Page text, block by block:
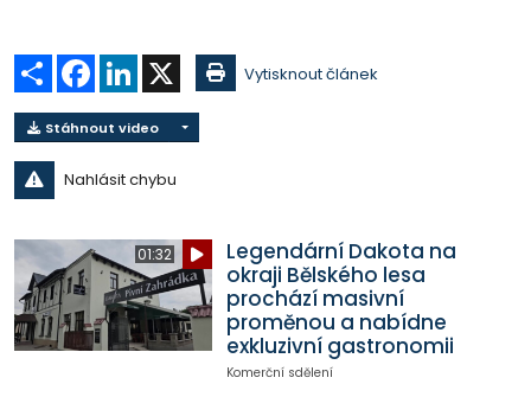
Sdílet Facebook
LinkedIn Vytisknout článek
Stáhnout video
Nahlásit chybu
01:32
Legendární Dakota na
okraji Bělského lesa
prochází masivní
proměnou a nabídne
exkluzivní gastronomii
Komerční sdělení